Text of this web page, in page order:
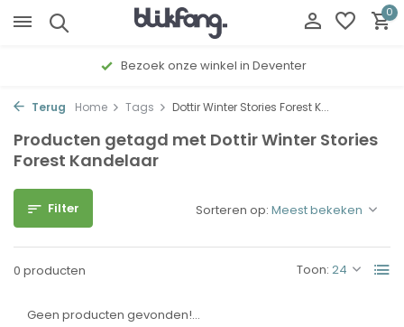
0
Bezoek onze winkel in Deventer
Terug Home Tags Dottir Winter Stories Forest K...
Producten getagd met Dottir Winter Stories
Forest Kandelaar
Filter
0 producten Toon:
Sorteren op:
Geen producten gevonden!...